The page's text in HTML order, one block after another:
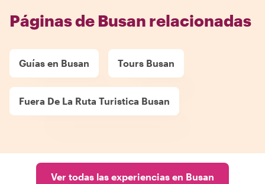
Páginas de Busan relacionadas
Guías en Busan Tours Busan
Fuera De La Ruta Turistica Busan
Ver todas las experiencias en Busan